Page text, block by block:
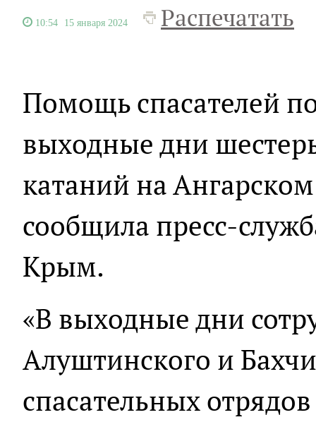
10:54 15 января 2024 Распечатать
Помощь спасателей
выходные дни
катаний на
сообщила пресс-
Крым.
«В выходные дни
Алуштинского и
спасательных